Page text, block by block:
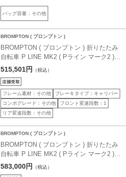
バッグ容量：その他
BROMPTON ( ブロンプトン )
BROMPTON ( ブロンプトン ) 折りたたみ
自転車 P LINE MK2 ( Pライン マーク2 ) 4
速 LOW ラックあり S4R デューンサンド (
515,501円 （税込）
フレーム素材：その他
ブレーキタイプ：キャリパー
コンポグレード：その他
フロント変速段数：1
リア変速段数：その他
BROMPTON ( ブロンプトン )
BROMPTON ( ブロンプトン ) 折りたたみ
自転車 P LINE MK2 ( Pライン マーク2 )
12速 MID ラックなし MLL パシフィックラ
583,000円 （税込）